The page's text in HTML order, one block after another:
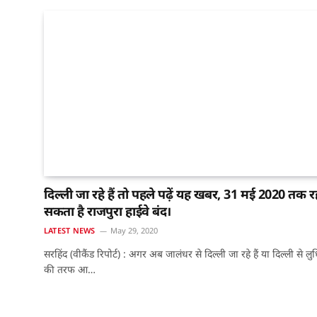
दिल्ली जा रहे हैं तो पहले पढ़ें यह खबर, 31 मई 2020 तक
सकता है राजपुरा हाईवे बंद।
LATEST NEWS May 29, 2020
सरहिंद (वीकैंड रिपोर्ट) : अगर अब जालंधर से दिल्ली जा रहे हैं या दिल्ली से
की तरफ आ…